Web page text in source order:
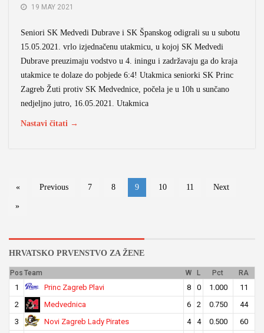
19 MAY 2021
Seniori SK Medvedi Dubrave i SK Španskog odigrali su u subotu
15.05.2021. vrlo izjednačenu utakmicu, u kojoj SK Medvedi
Dubrave preuzimaju vodstvo u 4. iningu i zadržavaju ga do kraja
utakmice te dolaze do pobjede 6:4! Utakmica seniorki SK Princ
Zagreb Žuti protiv SK Medvednice, počela je u 10h u sunčano
nedjeljno jutro, 16.05.2021. Utakmica
Nastavi čitati →
« Previous 7 8 9 10 11 Next
»
HRVATSKO PRVENSTVO ZA ŽENE
Pos Team W L Pct RA
1 Princ Zagreb Plavi 8 0 1.000
11
2
Medvednica 6 2 0.750
44
3
Novi Zagreb Lady Pirates 4 4 0.500
60